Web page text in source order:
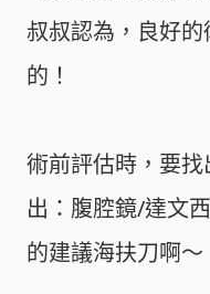
叔叔認為，良好
的！
術前評估時，要
出：腹腔鏡/達文
的建議海扶刀啊～